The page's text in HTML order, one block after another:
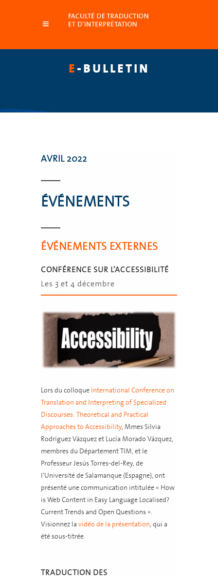
E-BULLETIN
AVRIL 2022
ÉVÉNEMENTS
ÉVÉNEMENTS EXTERNES
CONFÉRENCE SUR L’ACCESSIBILITÉ
Les 3 et 4 décembre
Lors du colloque International Conference on
Translation and Interpreting of Specialized
Discourses: Theoretical and Practical
Approaches to Accessibility, Mmes Silvia
Rodríguez Vázquez et Lucía Morado Vázquez,
membres du Département TIM, et le
Professeur Jesús Torres-del-Rey, de
l’Université de Salamanque (Espagne), ont
présenté une communication intitulée « How
is Web Content in Easy Language Localised?
Current Trends and Open Questions ».
Visionnez la vidéo de la présentation, qui a
été sous-titrée.
TRADUCTION DES